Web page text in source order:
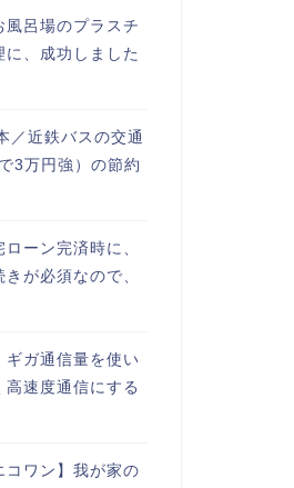
風呂場のプラスチ
に、成功しました
／近鉄バスの交通
3万円強）の節約
ローン完済時に、
きが必須なので、
ギガ通信量を使い
速度通信にする
コワン】我が家の